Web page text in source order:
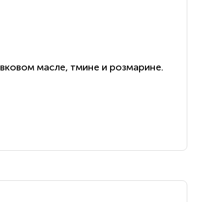
масле, тмине и розмарине.